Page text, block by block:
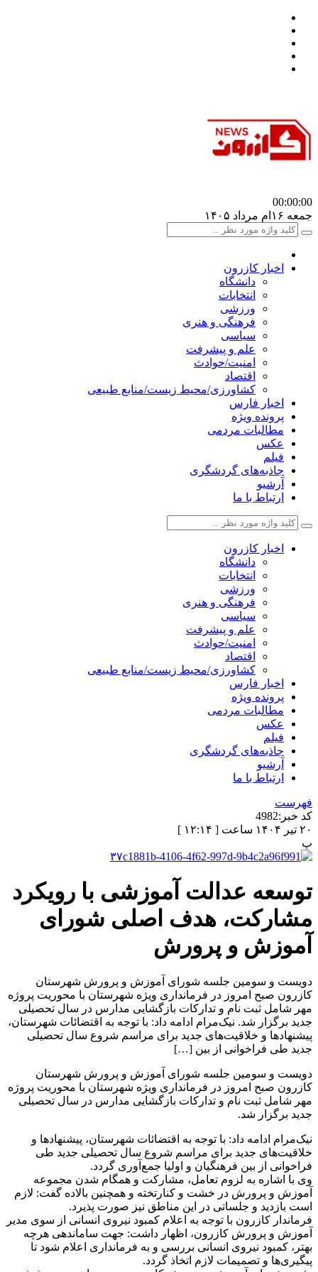
00:00:00
جمعه ۱۶ام مرداد ۱۴۰۵
اخبار کازرون
دانشگاه
انتخابات
ورزشی
فرهنگی و هنری
سیاسی
علم و پیشرفت
امنیت/حوادث
اقتصاد
کشاورزی/محیط زیست/منابع طبیعی
اخبار فارس
پرونده ویژه
مطالبات مردمی
عکس
فیلم
جاذبه‌های گردشگری
آرشیو
ارتباط با ما
اخبار کازرون
دانشگاه
انتخابات
ورزشی
فرهنگی و هنری
سیاسی
علم و پیشرفت
امنیت/حوادث
اقتصاد
کشاورزی/محیط زیست/منابع طبیعی
اخبار فارس
پرونده ویژه
مطالبات مردمی
عکس
فیلم
جاذبه‌های گردشگری
آرشیو
ارتباط با ما
فهرست
کد خبر:4982
۲۰ تیر ۱۴۰۴ ساعت [ ۱۲:۱۴ ]
پ
توسعه عدالت آموزشی با رویکرد
مشارکت، هدف اصلی شورای
آموزش و پرورش
دویست‌ و سومین جلسه شورای آموزش و پرورش شهرستان
کازرون صبح امروز در فرمانداری ویژه شهرستان با محوریت پروژه
مهر شامل ثبت نام و تدارکات بازگشایی مدارس در سال تحصیلی
جدید برگزار شد. نیک‌مرام ادامه داد: با توجه به اقتضائات شهرستان،
پیشنهادها و خلاقیت‌های جدید برای مراسم شروع سال تحصیلی
جدید طی فراخوانی از بین […]
دویست‌ و سومین جلسه شورای آموزش و پرورش شهرستان
کازرون صبح امروز در فرمانداری ویژه شهرستان با محوریت پروژه
مهر شامل ثبت نام و تدارکات بازگشایی مدارس در سال تحصیلی
جدید برگزار شد.
نیک‌مرام ادامه داد: با توجه به اقتضائات شهرستان، پیشنهادها و
خلاقیت‌های جدید برای مراسم شروع سال تحصیلی جدید طی
فراخوانی از بین فرهنگیان و اولیا جمع‌آوری گردد.
وی با اشاره به لزوم تعامل، مشارکت و همگام شدن مجموعه
آموزش و پرورش در خشت و کنارتخته و همچنین بالاده گفت: لازم
است بازدید و جلساتی در این مناطق نیز صورت پذیرد.
فرماندار کازرون با توجه به اعلام کمبود نیروی انسانی از سوی مدیر
آموزش و پرورش کازرون، اظهار داشت: جهت ساماندهی هرچه
بهتر، کمبود نیروی انسانی بررسی و به فرمانداری اعلام شود تا
پیگیری‌ها و تصمیمات لازم اتخاذ گردد.